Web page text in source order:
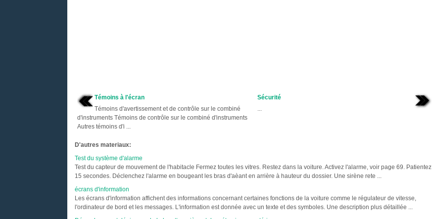
Témoins à l'écran
Témoins d'avertissement et de contrôle sur le combiné
d'instruments Témoins de contrôle sur le combiné d'instruments
Autres témoins d'i ...
Sécurité
...
D'autres materiaux:
Test du système d'alarme
Test du capteur de mouvement de l'habitacle Fermez toutes les vitres. Restez dans la voiture. Activez l'alarme, voir page 69. Patientez
15 secondes. Déclenchez l'alarme en bougeant les bras d'aèant en arrière à hauteur du dossier. Une sirène rete ...
écrans d'information
Les écrans d'information affichent des informations concernant certaines fonctions de la voiture comme le régulateur de vitesse,
l'ordinateur de bord et les messages. L'information est donnée avec un texte et des symboles. Une description plus détaillée ...